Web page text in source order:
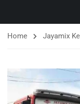
Home Jayamix